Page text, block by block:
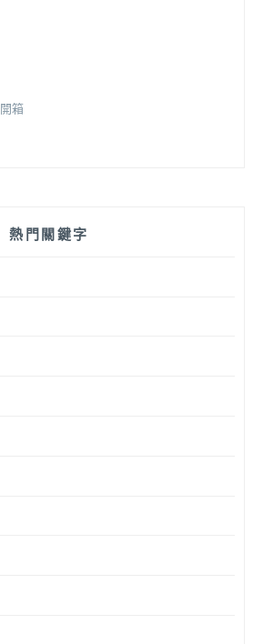
開箱
熱門關鍵字